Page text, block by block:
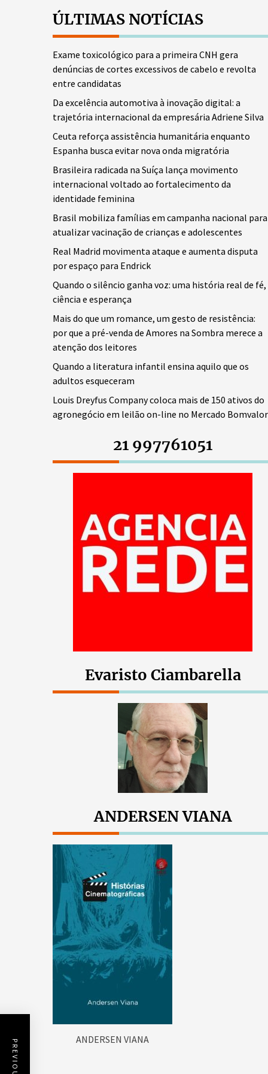
ÚLTIMAS NOTÍCIAS
Exame toxicológico para a primeira CNH gera
denúncias de cortes excessivos de cabelo e revolta
entre candidatas
Da excelência automotiva à inovação digital: a
trajetória internacional da empresária Adriene Silva
Ceuta reforça assistência humanitária enquanto
Espanha busca evitar nova onda migratória
Brasileira radicada na Suíça lança movimento
internacional voltado ao fortalecimento da
identidade feminina
Brasil mobiliza famílias em campanha nacional para
atualizar vacinação de crianças e adolescentes
Real Madrid movimenta ataque e aumenta disputa
por espaço para Endrick
Quando o silêncio ganha voz: uma história real de fé,
ciência e esperança
Mais do que um romance, um gesto de resistência:
por que a pré-venda de Amores na Sombra merece a
atenção dos leitores
Quando a literatura infantil ensina aquilo que os
adultos esqueceram
Louis Dreyfus Company coloca mais de 150 ativos do
agronegócio em leilão on-line no Mercado Bomvalor
21 997761051
Evaristo Ciambarella
ANDERSEN VIANA
ANDERSEN VIANA